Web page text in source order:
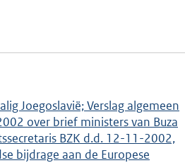
Joegoslavië; Verslag algemeen
over brief ministers van Buza
BZK d.d. 12-11-2002,
bijdrage aan de Europese